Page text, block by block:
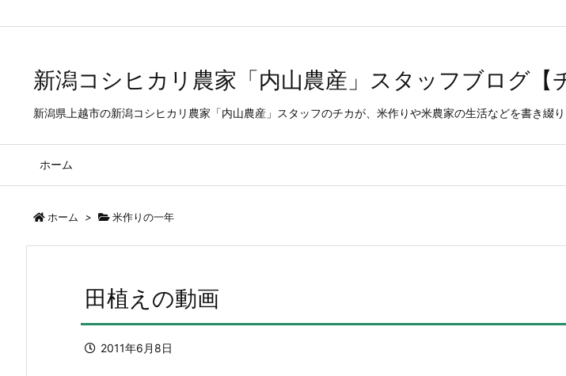
新潟コシヒカリ農家「内山農産」スタッフブログ【
新潟県上越市の新潟コシヒカリ農家「内山農産」スタッフのチカが、米作りや米農家の生活などを書き綴り
ホーム
ホーム > 米作りの一年
田植えの動画
2011年6月8日